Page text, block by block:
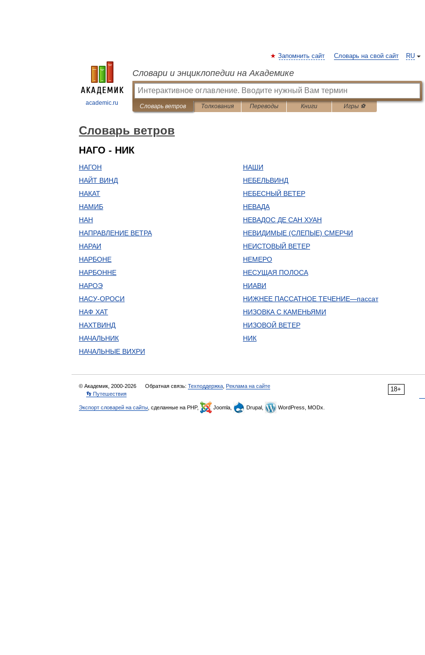
academic.ru
RU
Запомнить сайт Словарь на свой сайт
Словари и энциклопедии на Академике
Словарь ветров Толкования Переводы Книги Игры ⚽
Словарь ветров
НАГО - НИК
НАГОН
НАЙТ ВИНД
НАКАТ
НАМИБ
НАН
НАПРАВЛЕНИЕ ВЕТРА
НАРАИ
НАРБОНЕ
НАРБОННЕ
НАРОЭ
НАСУ-ОРОСИ
НАФ ХАТ
НАХТВИНД
НАЧАЛЬНИК
НАЧАЛЬНЫЕ ВИХРИ
НАШИ
НЕБЕЛЬВИНД
НЕБЕСНЫЙ ВЕТЕР
НЕВАДА
НЕВАДОС ДЕ САН ХУАН
НЕВИДИМЫЕ (СЛЕПЫЕ) СМЕРЧИ
НЕИСТОВЫЙ ВЕТЕР
НЕМЕРО
НЕСУЩАЯ ПОЛОСА
НИАВИ
НИЖНЕЕ ПАССАТНОЕ ТЕЧЕНИЕ—пассат
НИЗОВКА С КАМЕНЬЯМИ
НИЗОВОЙ ВЕТЕР
НИК
18+
© Академик, 2000-2026 Обратная связь: Техподдержка Реклама на сайте
👣 Путешествия
Экспорт словарей на сайты , сделанные на PHP, Joomla, Drupal, WordPress, MODx.